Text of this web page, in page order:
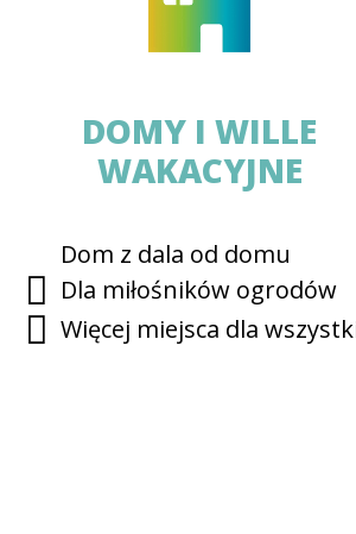
DOMY I WILLE
WAKACYJNE
Dom z dala od domu
Dla miłośników ogrodów
Więcej miejsca dla